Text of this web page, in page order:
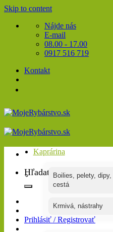
Skip to content
Nájde nás
E-mail
08.00 - 17.00
0917 516 719
Kontakt
Hľadať:
Prihlásiť / Registrovať
Kaprárina
Boilies, pelety, dipy,
cestá
Krmivá, nástrahy